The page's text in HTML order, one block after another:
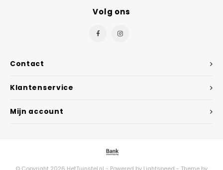
Contact
Volg ons
Klantenservice
Mijn account